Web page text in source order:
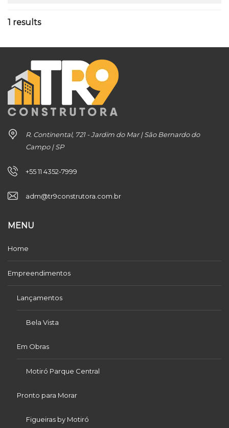
1 results
R. Continental, 721 - Jardim do Mar | São Bernardo do
Campo | SP
+55 11 4352-7999
adm@tr9construtora.com.br
MENU
Home
Empreendimentos
Lançamentos
Bela Vista
Em Obras
Motiró Parque Central
Pronto para Morar
Figueiras by Motiró